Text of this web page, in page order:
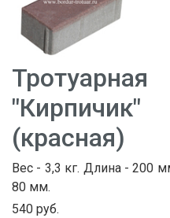
(красная)
Вес - 3,3 кг. Длина - 200
80 мм.
540 руб.